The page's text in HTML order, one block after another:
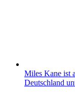
Miles Kane ist
Deutschland